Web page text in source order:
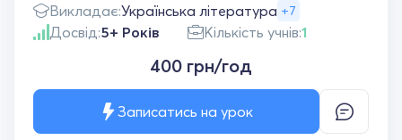
Викладає:Українська література +7
Досвід:5+ Років Кількість учнів:1
400 грн/год
Записатись на урок